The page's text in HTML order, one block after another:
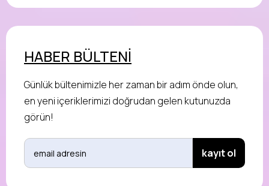
HABER BÜLTENİ
Günlük bültenimizle her zaman bir adım önde olun,
en yeni içeriklerimizi doğrudan gelen kutunuzda
görün!